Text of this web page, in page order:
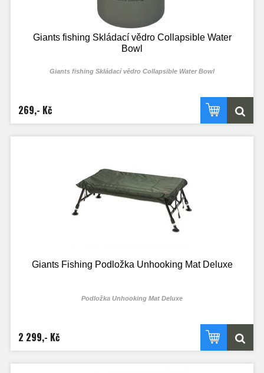
Giants fishing Skládací vědro Collapsible Water
Bowl
Giants fishing Skládací vědro Collapsible Water Bowl
269,- Kč
Giants Fishing Podložka Unhooking Mat Deluxe
Podložka Unhooking Mat Deluxe
2 299,- Kč